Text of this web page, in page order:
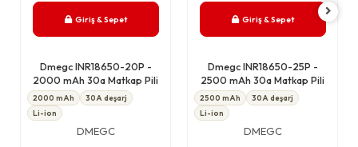
Giriş & Sepet
Dmegc INR18650-20P -
2000 mAh 30a Matkap Pili
2000 mAh
30A deşarj
Li-ion
DMEGC
Giriş & Sepet
Dmegc INR18650-25P -
2500 mAh 30a Matkap Pili
2500 mAh
30A deşarj
Li-ion
DMEGC